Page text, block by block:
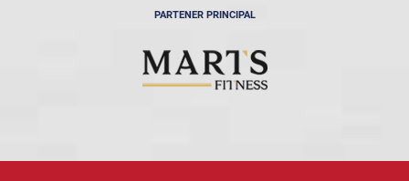
PARTENER PRINCIPAL